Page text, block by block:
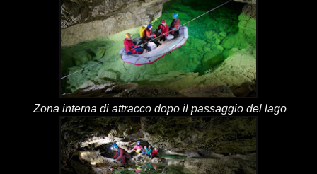
Zona interna di attracco dopo il passaggio del lago